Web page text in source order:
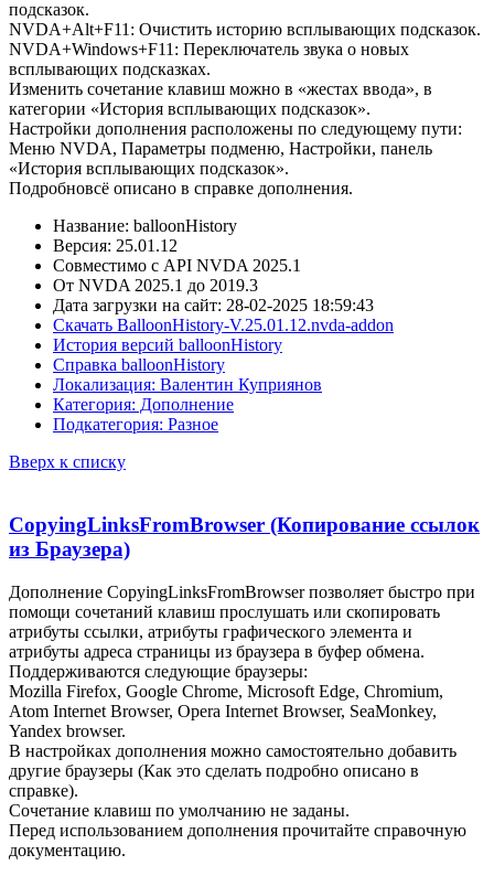
подсказок.
NVDA+Alt+F11: Очистить историю всплывающих подсказок.
NVDA+Windows+F11: Переключатель звука о новых
всплывающих подсказках.
Изменить сочетание клавиш можно в «жестах ввода», в
категории «История всплывающих подсказок».
Настройки дополнения расположены по следующему пути:
Меню NVDA, Параметры подменю, Настройки, панель
«История всплывающих подсказок».
Подробновсё описано в справке дополнения.
Название: balloonHistory
Версия: 25.01.12
Совместимо с API NVDA 2025.1
От NVDA 2025.1 до 2019.3
Дата загрузки на сайт: 28-02-2025 18:59:43
Скачать BalloonHistory-V.25.01.12.nvda-addon
История версий balloonHistory
Справка balloonHistory
Локализация: Валентин Куприянов
Категория: Дополнение
Подкатегория: Разное
Вверх к списку
CopyingLinksFromBrowser (Копирование ссылок
из Браузера)
Дополнение CopyingLinksFromBrowser позволяет быстро при
помощи сочетаний клавиш прослушать или скопировать
атрибуты ссылки, атрибуты графического элемента и
атрибуты адреса страницы из браузера в буфер обмена.
Поддерживаются следующие браузеры:
Mozilla Firefox, Google Chrome, Microsoft Edge, Chromium,
Atom Internet Browser, Opera Internet Browser, SeaMonkey,
Yandex browser.
В настройках дополнения можно самостоятельно добавить
другие браузеры (Как это сделать подробно описано в
справке).
Сочетание клавиш по умолчанию не заданы.
Перед использованием дополнения прочитайте справочную
документацию.